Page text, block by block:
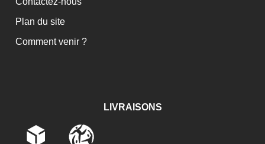
Plan du site
Comment venir ?
LIVRAISONS